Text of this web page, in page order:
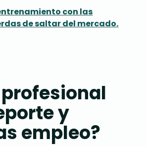
con las
de saltar del mercado.
profesional
y
empleo?